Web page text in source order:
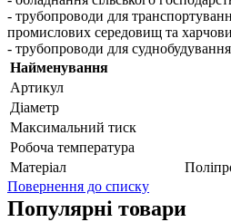
- трубопроводи для
промислових середовищ та
- трубопроводи для суднобудування
Найменування
Артикул
Діаметр
Максимальний тиск
Робоча температура
Матеріал
Повернення до списку
Популярні товари